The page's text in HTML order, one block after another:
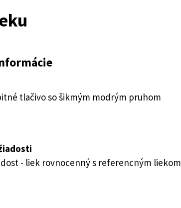
tlačivo so šikmým modrým pruhom
- liek rovnocenný s referencným liekom